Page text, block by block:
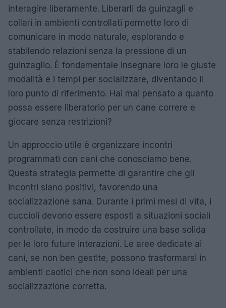
interagire liberamente. Liberarli da guinzagli e
collari in ambienti controllati permette loro di
comunicare in modo naturale, esplorando e
stabilendo relazioni senza la pressione di un
guinzaglio. È fondamentale insegnare loro le giuste
modalità e i tempi per socializzare, diventando il
loro punto di riferimento. Hai mai pensato a quanto
possa essere liberatorio per un cane correre e
giocare senza restrizioni?
Un approccio utile è organizzare incontri
programmati con cani che conosciamo bene.
Questa strategia permette di garantire che gli
incontri siano positivi, favorendo una
socializzazione sana. Durante i primi mesi di vita, i
cuccioli devono essere esposti a situazioni sociali
controllate, in modo da costruire una base solida
per le loro future interazioni. Le aree dedicate ai
cani, se non ben gestite, possono trasformarsi in
ambienti caotici che non sono ideali per una
socializzazione corretta.